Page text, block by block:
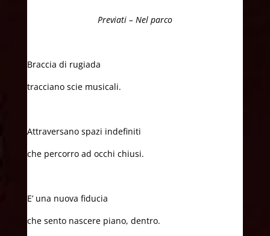
Previati – Nel parco
Braccia di rugiada
tracciano scie musicali.
Attraversano spazi indefiniti
che percorro ad occhi chiusi.
E’ una nuova fiducia
che sento nascere piano, dentro.